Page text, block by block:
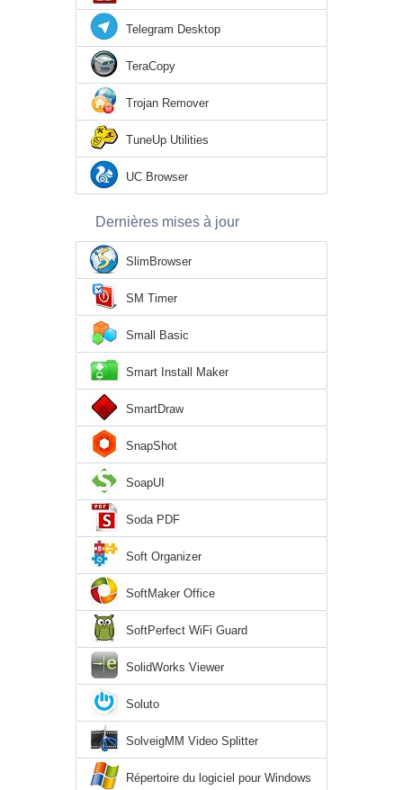
Telegram Desktop
TeraCopy
Trojan Remover
TuneUp Utilities
UC Browser
Dernières mises à jour
SlimBrowser
SM Timer
Small Basic
Smart Install Maker
SmartDraw
SnapShot
SoapUI
Soda PDF
Soft Organizer
SoftMaker Office
SoftPerfect WiFi Guard
SolidWorks Viewer
Soluto
SolveigMM Video Splitter
Répertoire du logiciel pour Windows